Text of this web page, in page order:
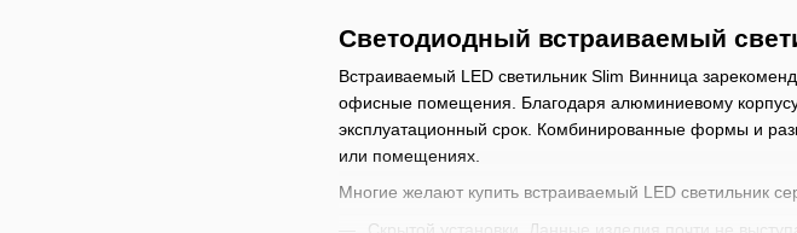
Светодиодный встраиваемый
Встраиваемый LED светильник Slim Винница
офисные помещения. Благодаря алюминиевому корпусу
эксплуатационный срок. Комбинированные формы и
или помещениях.
Многие желают купить встраиваемый LED светильник
Скрытой установки. Данные изделия почти не